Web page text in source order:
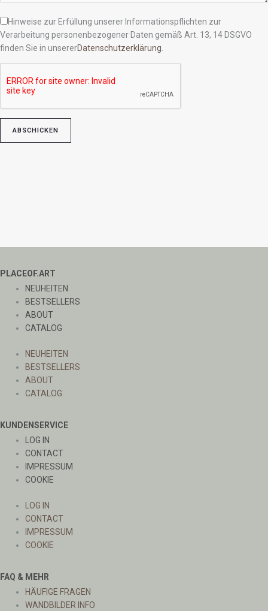
Hinweise zur Erfüllung unserer Informationspflichten zur
Verarbeitung personenbezogener Daten gemäß Art. 13, 14 DSGVO
finden Sie in unsererDatenschutzerklärung.
Bitte lasse dieses Feld leer.
PLACEOF.ART
NEUHEITEN
BESTSELLERS
ABOUT
CATALOG
NEUHEITEN
BESTSELLERS
ABOUT
CATALOG
KUNDENSERVICE
LOG IN
CONTACT
IMPRESSUM
COOKIE
LOG IN
CONTACT
IMPRESSUM
COOKIE
FAQ & MEHR
HÄUFIGE FRAGEN
WANDBILDER INFO